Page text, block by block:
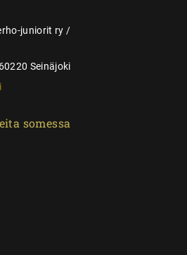
juniorit ry /
Seinäjoki
somessa